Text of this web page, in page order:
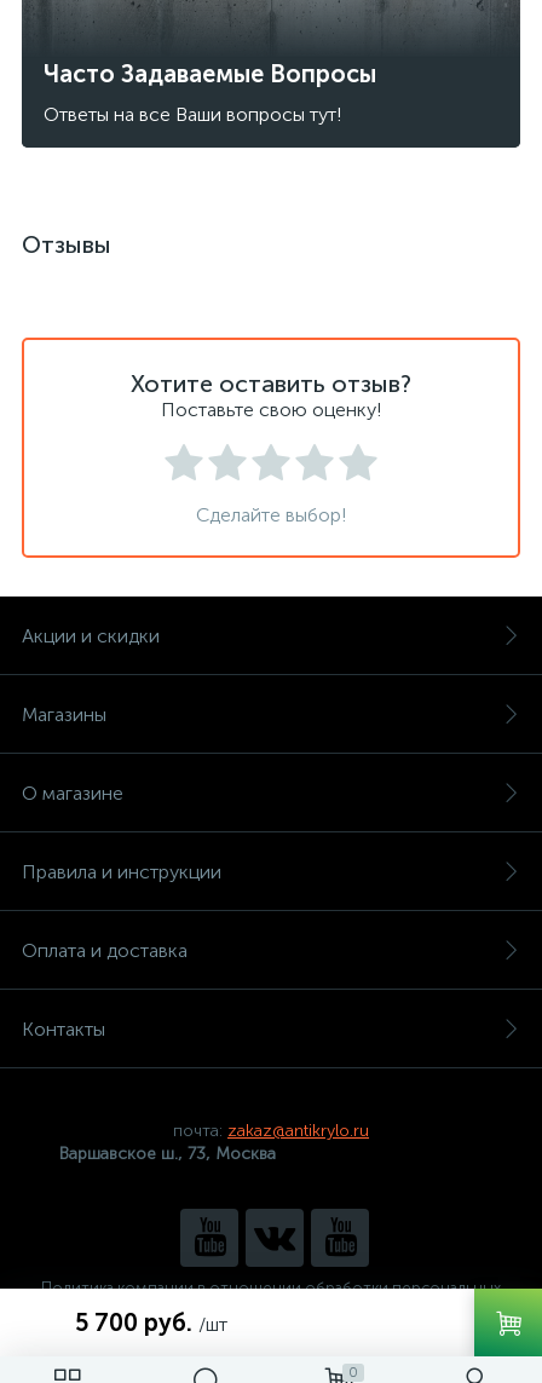
0
5 700 руб. /шт
Часто Задаваемые Вопросы
Ответы на все Ваши вопросы тут!
Отзывы
Хотите оставить отзыв?
Поставьте свою оценку!
Сделайте выбор!
Акции и скидки
Магазины
О магазине
Правила и инструкции
Оплата и доставка
Контакты
почта: zakaz@antikrylo.ru
Варшавское ш., 73, Москва
Политика компании в отношении обработки персональных